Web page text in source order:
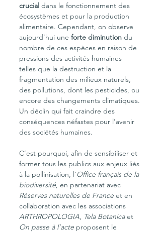
crucial dans le fonctionnement des
écosystèmes et pour la production
alimentaire. Cependant, on observe
aujourd’hui une forte diminution du
nombre de ces espèces en raison de
pressions des activités humaines
telles que la destruction et la
fragmentation des milieux naturels,
des pollutions, dont les pesticides, ou
encore des changements climatiques.
Un déclin qui fait craindre des
conséquences néfastes pour l’avenir
des sociétés humaines.
C’est pourquoi, afin de sensibiliser et
former tous les publics aux enjeux liés
à la pollinisation, l’Office français de la
biodiversité, en partenariat avec
Réserves naturelles de France et en
collaboration avec les associations
ARTHROPOLOGIA, Tela Botanica et
On passe à l’acte proposent le